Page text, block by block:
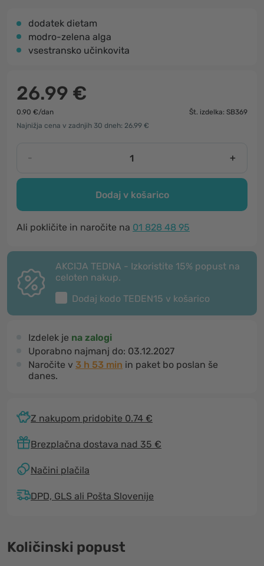
dodatek dietam
modro-zelena alga
vsestransko učinkovita
26.99 €
0.90 €/dan
Št. izdelka: SB369
Najnižja cena v zadnjih 30 dneh: 26.99 €
- +
Dodaj v košarico
Ali pokličite in naročite na 01 828 48 95
AKCIJA TEDNA - Izkoristite 15% popust na
celoten nakup.
Dodaj kodo TEDEN15 v košarico
Izdelek je na zalogi
Uporabno najmanj do: 03.12.2027
Naročite v 3 h 53 min in paket bo poslan še
danes.
Z nakupom pridobite 0.74 €
Brezplačna dostava nad 35 €
Načini plačila
DPD, GLS ali Pošta Slovenije
Količinski popust